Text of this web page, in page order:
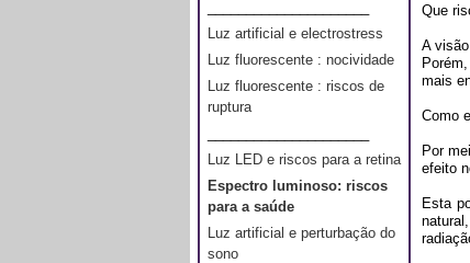
Luz artificial e electrostress
Luz fluorescente : nocividade
Luz fluorescente : riscos de
ruptura
Luz LED e riscos para a retina
Espectro luminoso: riscos
para a saúde
Luz artificial e perturbação do
sono
Que
A
mais
Como
Por
efeito
Esta